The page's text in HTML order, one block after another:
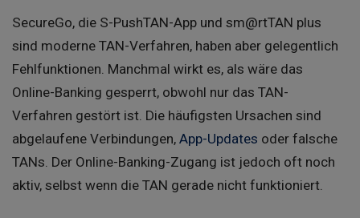
SecureGo, die S-PushTAN-App und sm@rtTAN plus
sind moderne TAN-Verfahren, haben aber gelegentlich
Fehlfunktionen. Manchmal wirkt es, als wäre das
Online-Banking gesperrt, obwohl nur das TAN-
Verfahren gestört ist. Die häufigsten Ursachen sind
abgelaufene Verbindungen, App-Updates oder falsche
TANs. Der Online-Banking-Zugang ist jedoch oft noch
aktiv, selbst wenn die TAN gerade nicht funktioniert.